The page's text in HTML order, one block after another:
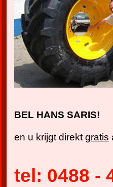
BEL HANS SARIS!
en u krijgt direkt gratis
tel: 0488 -